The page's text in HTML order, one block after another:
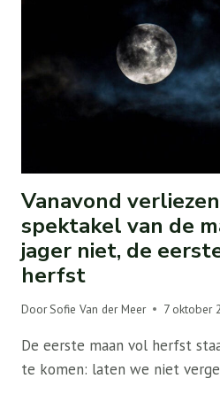
Vanavond
spektakel van de
jager niet, de
herfst
DoorSofie Van der Meer 7 oktober
De eerste maan vol herfst
te komen: laten we niet